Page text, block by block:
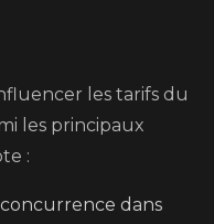
les tarifs du
les principaux
:
dans